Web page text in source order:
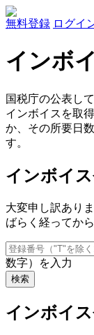
無料登録 ログイ
インボ
国税庁の公表し
インボイスを取
か、その所要日
す。
インボイ
大変申し訳あり
ばらく経ってか
数字）を入力
検索
インボイ